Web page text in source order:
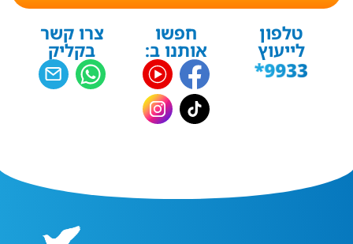
טלפון
לייעוץ
חפשו
אותנו ב:
צרו קשר
בקליק